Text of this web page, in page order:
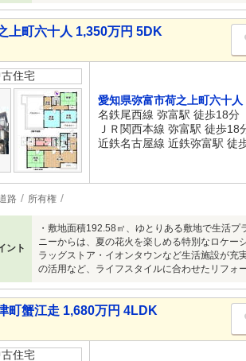
上町六十人 1,350万円 5DK
住宅
愛知県弥富市荷之上町六十人
名鉄尾西線 弥富駅 徒歩18分
ＪＲ関西本線 弥富駅 徒歩18
近鉄名古屋線 近鉄弥富駅 徒
路 所有権
ント
・敷地面積192.58㎡、ゆとりある敷地で生活
ニーからは、夏の花火を楽しめる特別なロケー
ラッグストア・イオンタウンなど生活施設が充
の活用など、ライフスタイルに合わせたリフォ
町蟹江走 1,680万円 4LDK
住宅